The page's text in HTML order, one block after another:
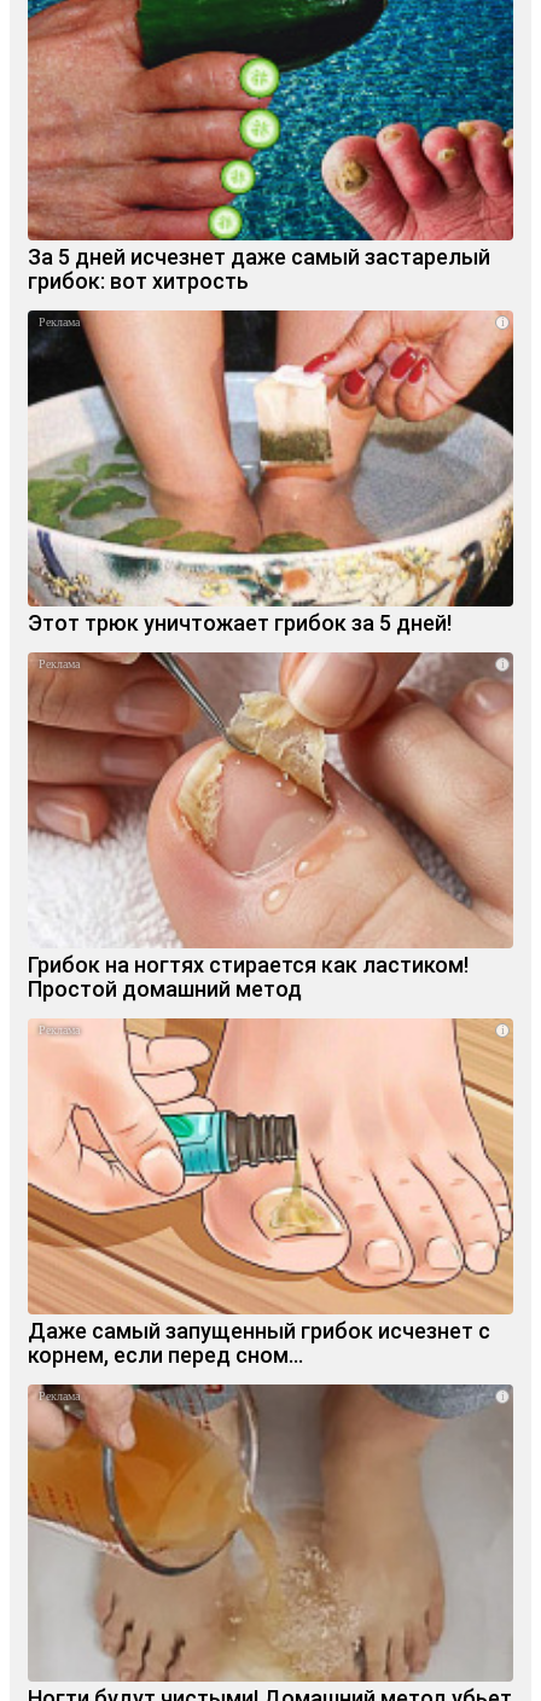
За 5 дней исчезнет даже самый застарелый
грибок: вот хитрость
i
Этот трюк уничтожает грибок за 5 дней!
i
Грибок на ногтях стирается как ластиком!
Простой домашний метод
i
Даже самый запущенный грибок исчезнет с
корнем, если перед сном…
i